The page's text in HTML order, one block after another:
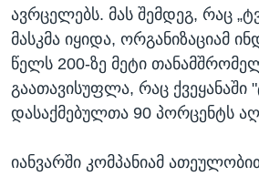
ავრცელებს. მას შემდეგ, რაც
მასკმა იყიდა, ორგანიზაციამ
წელს 200-ზე მეტი
გაათავისუფლა, რაც ქვეყანაში
დასაქმებულთა 90 პორცენტს
იანვარში კომპანიამ